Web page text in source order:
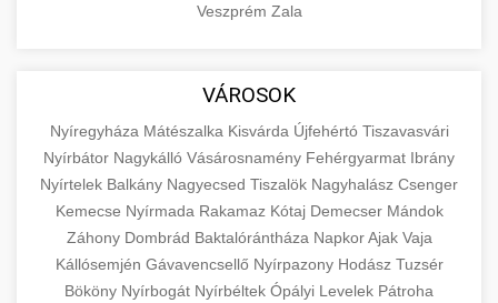
economics and business. Learn about product
types and service categories.
en.wikipedia.org economic concepts
💶 6. eus pénzek
🚀 8. seo ügynökség +
Expert search engine optimization services to
improve your website's visibility and organic
traffic. Technical SEO, content optimization,
and more.
💎 9. mellplasztika +
Professional breast augmentation services
Veszprém Zala
VÁROSOK
Nyíregyháza Mátészalka Kisvárda Újfehértó Tiszavasvári
Nyírbátor Nagykálló Vásárosnamény Fehérgyarmat Ibrány
Nyírtelek Balkány Nagyecsed Tiszalök Nagyhalász Csenger
Kemecse Nyírmada Rakamaz Kótaj Demecser Mándok
Záhony Dombrád Baktalórántháza NapkorAjak Vaja
Kállósemjén Gávavencsellő Nyírpazony Hodász Tuzsér
Bököny Nyírbogát Nyírbéltek Ópályi Levelek Pátroha